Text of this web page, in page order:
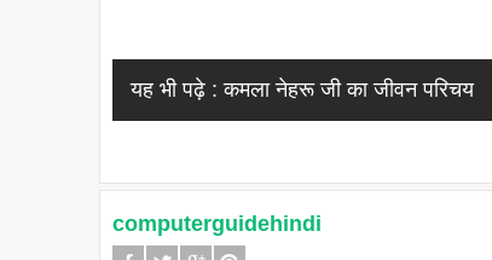
यह भी पढ़े : कमला नेहरू जी का जीवन परिचय
computerguidehindi